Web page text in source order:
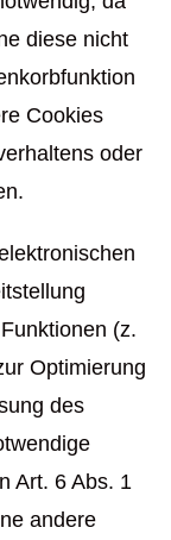
diese nicht
Cookies
oder
(z.
Optimierung
des
Art. 6 Abs. 1
andere